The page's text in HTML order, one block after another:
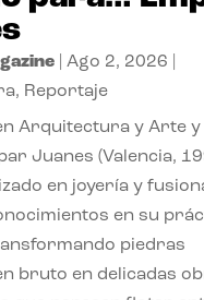
| Ago 2, 2026
, Reportaje
Arquitectura y Arte y
Juanes (Valencia,
en joyería y
en su
piedras
bruto en delicadas